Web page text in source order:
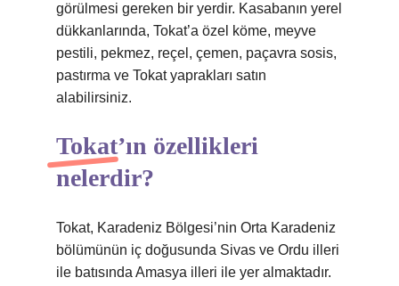
görülmesi gereken bir yerdir. Kasabanın yerel
dükkanlarında, Tokat’a özel köme, meyve
pestili, pekmez, reçel, çemen, paçavra sosis,
pastırma ve Tokat yaprakları satın
alabilirsiniz.
Tokat’ın özellikleri
nelerdir?
Tokat, Karadeniz Bölgesi’nin Orta Karadeniz
bölümünün iç doğusunda Sivas ve Ordu illeri
ile batısında Amasya illeri ile yer almaktadır.